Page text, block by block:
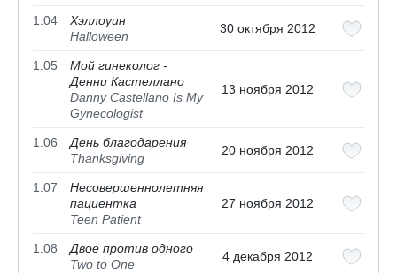
1.04
Хэллоуин
Halloween
30 октября 2012
1.05
Мой гинеколог -
Денни Кастеллано
Danny Castellano Is My
Gynecologist
13 ноября 2012
1.06
День благодарения
Thanksgiving
20 ноября 2012
1.07
Несовершеннолетняя
пациентка
Teen Patient
27 ноября 2012
1.08
Двое против одного
Two to One
4 декабря 2012